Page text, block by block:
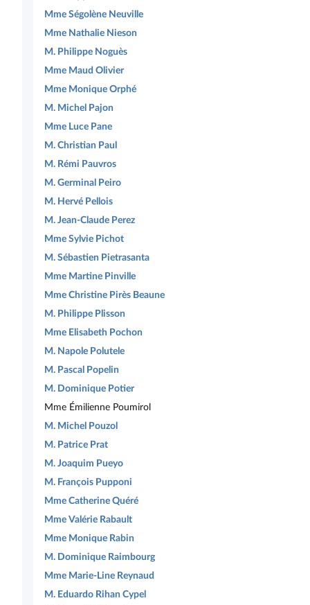
Mme Ségolène Neuville
Mme Nathalie Nieson
M. Philippe Noguès
Mme Maud Olivier
Mme Monique Orphé
M. Michel Pajon
Mme Luce Pane
M. Christian Paul
M. Rémi Pauvros
M. Germinal Peiro
M. Hervé Pellois
M. Jean-Claude Perez
Mme Sylvie Pichot
M. Sébastien Pietrasanta
Mme Martine Pinville
Mme Christine Pirès Beaune
M. Philippe Plisson
Mme Elisabeth Pochon
M. Napole Polutele
M. Pascal Popelin
M. Dominique Potier
Mme Émilienne Poumirol
M. Michel Pouzol
M. Patrice Prat
M. Joaquim Pueyo
M. François Pupponi
Mme Catherine Quéré
Mme Valérie Rabault
Mme Monique Rabin
M. Dominique Raimbourg
Mme Marie-Line Reynaud
M. Eduardo Rihan Cypel